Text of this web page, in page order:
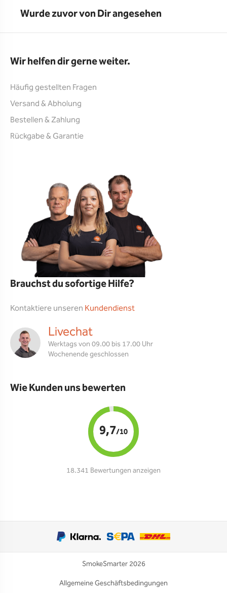
Wurde zuvor von Dir angesehen
Wir helfen dir gerne weiter.
Häufig gestellten Fragen
Versand & Abholung
Bestellen & Zahlung
Rückgabe & Garantie
Brauchst du sofortige Hilfe?
Kontaktiere unseren Kundendienst
Livechat
Werktags von 09.00 bis 17.00 Uhr
Wochenende geschlossen
Wie Kunden uns bewerten
9,7/10
18.341 Bewertungen anzeigen
SmokeSmarter 2026
Allgemeine Geschäftsbedingungen